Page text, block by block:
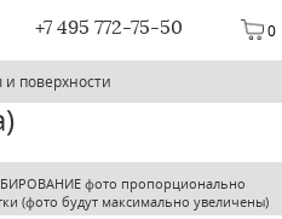
0
+7 495 772-75-50
поверхности
фото пропорционально
(фото будут максимально увеличены)